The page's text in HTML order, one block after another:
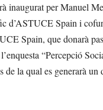
inaugurat per Manuel
d’ASTUCE Spain i
Spain, que donarà
“Percepció
de la qual es generarà